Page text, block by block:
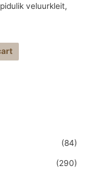
(84)
(290)
veluurkleit,